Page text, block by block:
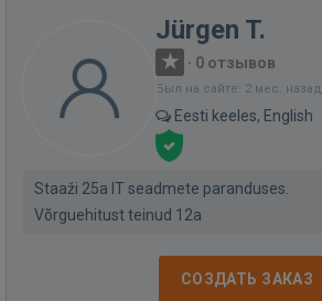
Jürgen T.
· 0 отзывов
Был на сайте: 2 мес. назад
Eesti keeles, English
Staaži 25a IT seadmete paranduses.
Võrguehitust teinud 12a
СОЗДАТЬ ЗАКАЗ